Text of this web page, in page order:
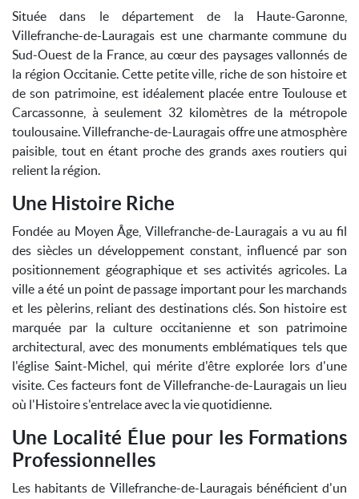
Située dans le département de la Haute-Garonne,
Villefranche-de-Lauragais est une charmante commune du
Sud-Ouest de la France, au cœur des paysages vallonnés de
la région Occitanie. Cette petite ville, riche de son histoire et
de son patrimoine, est idéalement placée entre Toulouse et
Carcassonne, à seulement 32 kilomètres de la métropole
toulousaine. Villefranche-de-Lauragais offre une atmosphère
paisible, tout en étant proche des grands axes routiers qui
relient la région.
Une Histoire Riche
Fondée au Moyen Âge, Villefranche-de-Lauragais a vu au fil
des siècles un développement constant, influencé par son
positionnement géographique et ses activités agricoles. La
ville a été un point de passage important pour les marchands
et les pèlerins, reliant des destinations clés. Son histoire est
marquée par la culture occitanienne et son patrimoine
architectural, avec des monuments emblématiques tels que
l'église Saint-Michel, qui mérite d'être explorée lors d'une
visite. Ces facteurs font de Villefranche-de-Lauragais un lieu
où l'Histoire s'entrelace avec la vie quotidienne.
Une Localité Élue pour les Formations
Professionnelles
Les habitants de Villefranche-de-Lauragais bénéficient d'un